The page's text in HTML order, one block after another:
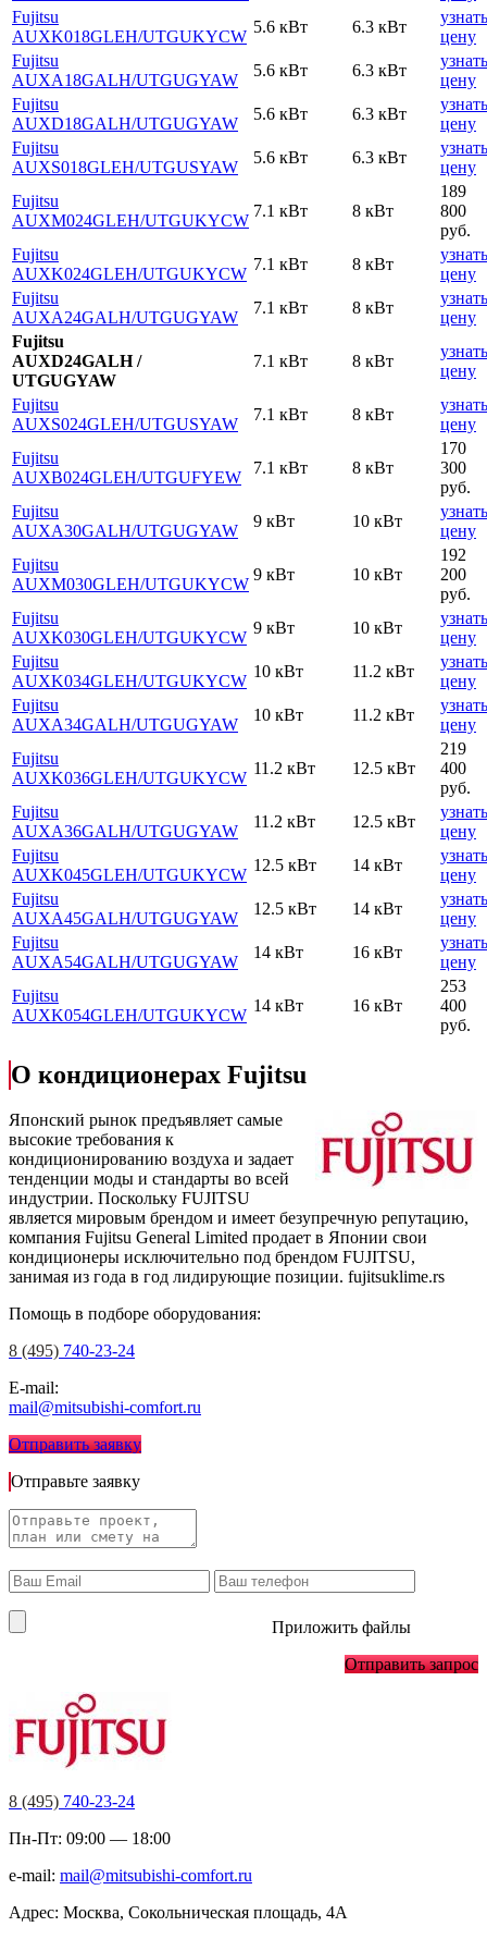
Fujitsu
AUXK018GLEH/UTGUKYCW
5.6 кВт 6.3 кВт
узнать
цену
Fujitsu
AUXA18GALH/UTGUGYAW
5.6 кВт 6.3 кВт
узнать
цену
Fujitsu
AUXD18GALH/UTGUGYAW
5.6 кВт 6.3 кВт
узнать
цену
Fujitsu
AUXS018GLEH/UTGUSYAW
5.6 кВт 6.3 кВт
узнать
цену
Fujitsu
AUXM024GLEH/UTGUKYCW
7.1 кВт 8 кВт
189
800
руб.
Fujitsu
AUXK024GLEH/UTGUKYCW
7.1 кВт 8 кВт
узнать
цену
Fujitsu
AUXA24GALH/UTGUGYAW
7.1 кВт 8 кВт
узнать
цену
Fujitsu
AUXD24GALH /
UTGUGYAW
7.1 кВт 8 кВт
узнать
цену
Fujitsu
AUXS024GLEH/UTGUSYAW
7.1 кВт 8 кВт
узнать
цену
Fujitsu
AUXB024GLEH/UTGUFYEW
7.1 кВт 8 кВт
170
300
руб.
Fujitsu
AUXA30GALH/UTGUGYAW
9 кВт 10 кВт
узнать
цену
Fujitsu
AUXM030GLEH/UTGUKYCW
9 кВт 10 кВт
192
200
руб.
Fujitsu
AUXK030GLEH/UTGUKYCW
9 кВт 10 кВт
узнать
цену
Fujitsu
AUXK034GLEH/UTGUKYCW
10 кВт 11.2 кВт
узнать
цену
Fujitsu
AUXA34GALH/UTGUGYAW
10 кВт 11.2 кВт
узнать
цену
Fujitsu
AUXK036GLEH/UTGUKYCW
11.2 кВт 12.5 кВт
219
400
руб.
Fujitsu
AUXA36GALH/UTGUGYAW
11.2 кВт 12.5 кВт
узнать
цену
Fujitsu
AUXK045GLEH/UTGUKYCW
12.5 кВт 14 кВт
узнать
цену
Fujitsu
AUXA45GALH/UTGUGYAW
12.5 кВт 14 кВт
узнать
цену
Fujitsu
AUXA54GALH/UTGUGYAW
14 кВт 16 кВт
узнать
цену
Fujitsu
AUXK054GLEH/UTGUKYCW
14 кВт 16 кВт
253
400
руб.
О кондиционерах Fujitsu
Японский рынок предъявляет самые
высокие требования к
кондиционированию воздуха и задает
тенденции моды и стандарты во всей
индустрии. Поскольку FUJITSU
является мировым брендом и имеет безупречную репутацию,
компания Fujitsu General Limited продает в Японии свои
кондиционеры исключительно под брендом FUJITSU,
занимая из года в год лидирующие позиции. fujitsuklime.rs
Помощь в подборе оборудования:
8 (495) 740-23-24
E-mail:
mail@mitsubishi-comfort.ru
Отправить заявку
Отправьте заявку
Приложить файлы
Отправить запрос
8 (495) 740-23-24
Пн-Пт: 09:00 — 18:00
e-mail: mail@mitsubishi-comfort.ru
Адрес: Москва, Сокольническая площадь, 4А